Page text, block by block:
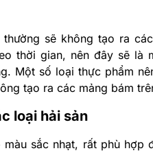
sẽ không tạo ra
thời gian, nên đây sẽ là
Một số loại thực phẩm
tạo ra các mảng bám
loại hải sản
sắc nhạt, rất phù hợp